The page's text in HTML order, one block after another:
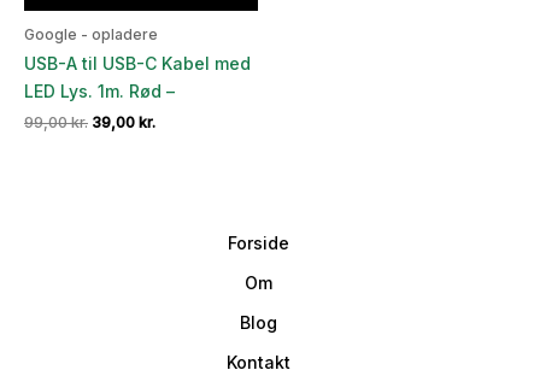
Google - opladere
USB-A til USB-C Kabel med
LED Lys. 1m. Rød –
99,00kr. Den
39,00 kr.Den
Forside
Om
Blog
Kontakt